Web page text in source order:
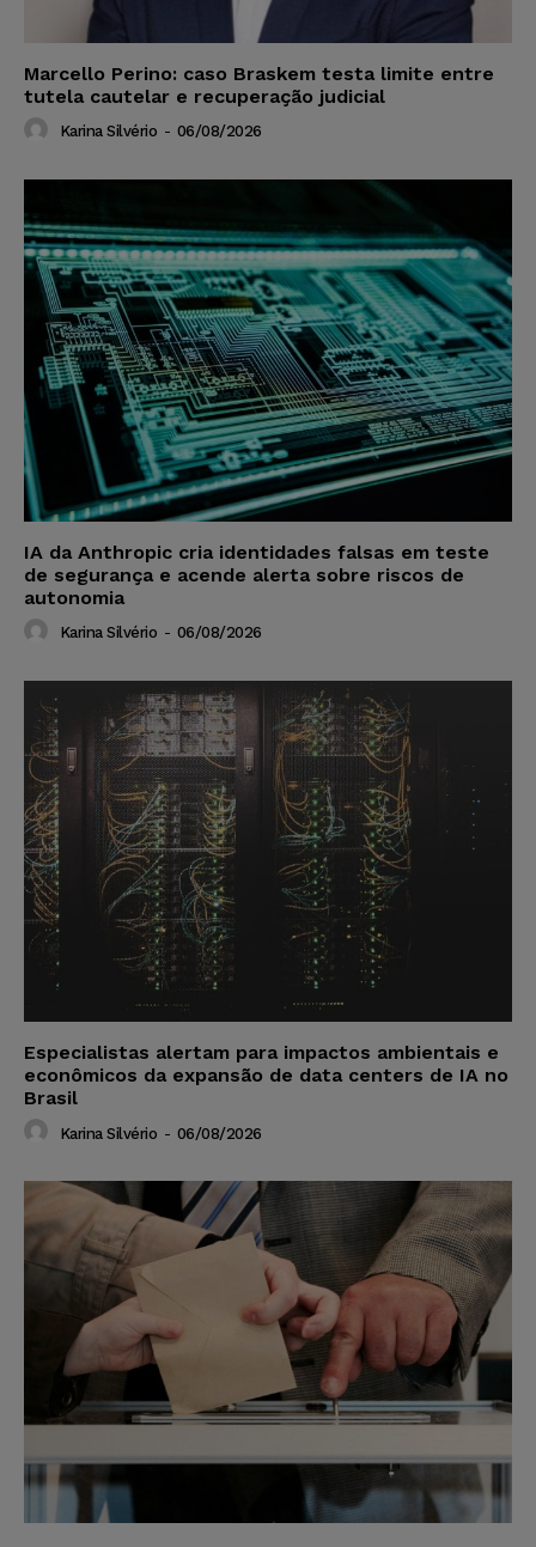
Marcello Perino: caso Braskem testa limite entre
tutela cautelar e recuperação judicial
Karina Silvério - 06/08/2026
IA da Anthropic cria identidades falsas em teste
de segurança e acende alerta sobre riscos de
autonomia
Karina Silvério - 06/08/2026
Especialistas alertam para impactos ambientais e
econômicos da expansão de data centers de IA no
Brasil
Karina Silvério - 06/08/2026